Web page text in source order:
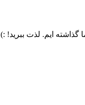
گذاشته ایم. لذت ببرید! :)